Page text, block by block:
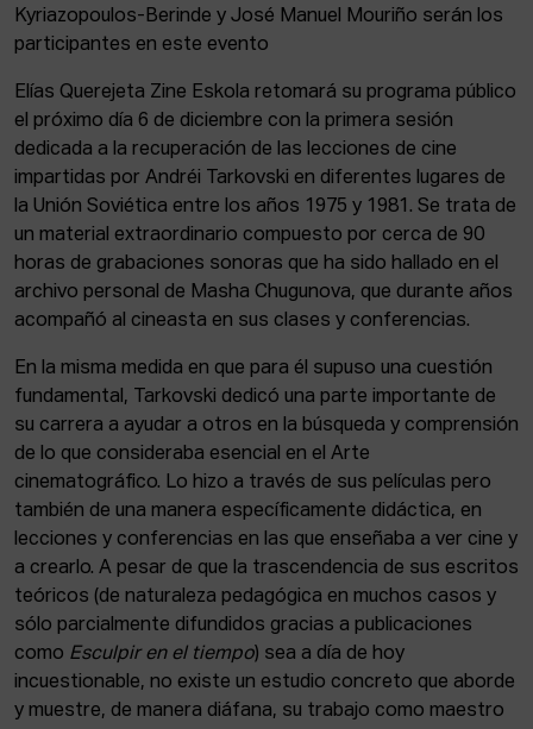
Kyriazopoulos-Berinde y José Manuel Mouriño serán los
participantes en este evento
Elías Querejeta Zine Eskola retomará su programa público
el próximo día 6 de diciembre con la primera sesión
dedicada a la recuperación de las lecciones de cine
impartidas por Andréi Tarkovski en diferentes lugares de
la Unión Soviética entre los años 1975 y 1981. Se trata de
un material extraordinario compuesto por cerca de 90
horas de grabaciones sonoras que ha sido hallado en el
archivo personal de Masha Chugunova, que durante años
acompañó al cineasta en sus clases y conferencias.
En la misma medida en que para él supuso una cuestión
fundamental, Tarkovski dedicó una parte importante de
su carrera a ayudar a otros en la búsqueda y comprensión
de lo que consideraba esencial en el Arte
cinematográfico. Lo hizo a través de sus películas pero
también de una manera específicamente didáctica, en
lecciones y conferencias en las que enseñaba a ver cine y
a crearlo. A pesar de que la trascendencia de sus escritos
teóricos (de naturaleza pedagógica en muchos casos y
sólo parcialmente difundidos gracias a publicaciones
como Esculpir en el tiempo) sea a día de hoy
incuestionable, no existe un estudio concreto que aborde
y muestre, de manera diáfana, su trabajo como maestro